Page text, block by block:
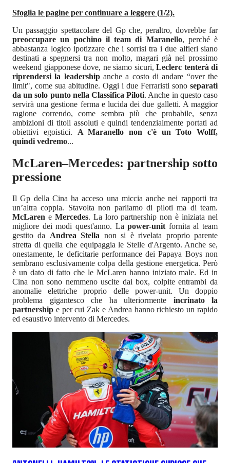
Sfoglia le pagine per continuare a leggere (1/2).
Un passaggio spettacolare del Gp che, peraltro, dovrebbe far
preoccupare un pochino il team di Maranello, perché è
abbastanza logico ipotizzare che i sorrisi tra i due alfieri siano
destinati a spegnersi tra non molto, magari già nel prossimo
weekend giapponese dove, ne siamo sicuri, Leclerc tenterà di
riprendersi la leadershipanche a costo di andare “over the
limit", come sua abitudine. Oggi i due Ferraristi sono separati
da un solo punto nella Classifica Piloti. Anche in questo caso
servirà una gestione ferma e lucida dei due galletti. A maggior
ragione correndo, come sembra più che probabile, senza
ambizioni di titoli assoluti e quindi tendenzialmente portati ad
obiettivi egoistici. A Maranello non c'è un Toto Wolff,
quindi vedremo...
McLaren–Mercedes: partnership sotto
pressione
Il Gp della Cina ha acceso una miccia anche nei rapporti tra
un’altra coppia. Stavolta non parliamo di piloti ma di team.
McLaren e Mercedes. La loro partnership non è iniziata nel
migliore dei modi quest'anno. Lapower-unitfornita al team
gestito da Andrea Stella non si è rivelata proprio parente
stretta di quella che equipaggia le Stelle d'Argento. Anche se,
onestamente, le deficitarie performance dei Papaya Boys non
sembrano esclusivamente colpa della gestione energetica. Però
è un dato di fatto che le McLaren hanno iniziato male. Ed in
Cina non sono nemmeno uscite dai box, colpite entrambi da
anomalie elettriche proprio delle power-unit. Un doppio
problema gigantesco che ha ulteriormente incrinato la
partnership e per cui Zak e Andrea hanno richiesto un rapido
ed esaustivo intervento di Mercedes.